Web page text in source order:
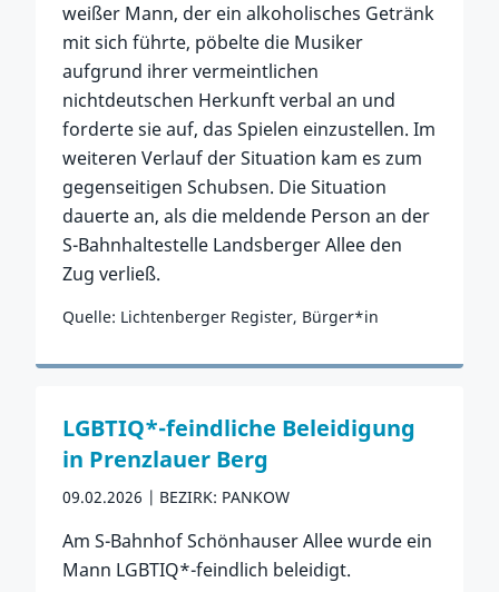
weißer Mann, der ein alkoholisches Getränk
mit sich führte, pöbelte die Musiker
aufgrund ihrer vermeintlichen
nichtdeutschen Herkunft verbal an und
forderte sie auf, das Spielen einzustellen. ​Im
weiteren Verlauf der Situation kam es zum
gegenseitigen Schubsen. Die Situation
dauerte an, als die meldende Person an der
S-Bahnhaltestelle Landsberger Allee den
Zug verließ.
Quelle: Lichtenberger Register, Bürger*in
Zum Vorfall
LGBTIQ*-feindliche Beleidigung
in Prenzlauer Berg
09.02.2026 BEZIRK: PANKOW
Am S-Bahnhof Schönhauser Allee wurde ein
Mann LGBTIQ*-feindlich beleidigt.